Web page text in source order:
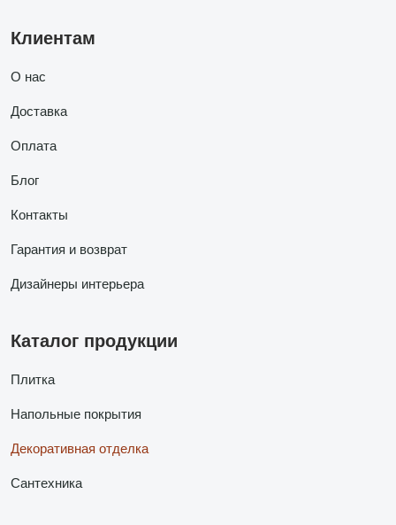
Клиентам
О нас
Доставка
Оплата
Блог
Контакты
Гарантия и возврат
Дизайнеры интерьера
Каталог продукции
Плитка
Напольные покрытия
Декоративная отделка
Сантехника